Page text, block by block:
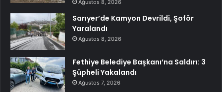
Ağustos 8, 2026
Sarıyer’de Kamyon Devrildi, Şoför
Yaralandı
Ağustos 8, 2026
Fethiye Belediye Başkanı’na Saldırı: 3
Şüpheli Yakalandı
Ağustos 7, 2026